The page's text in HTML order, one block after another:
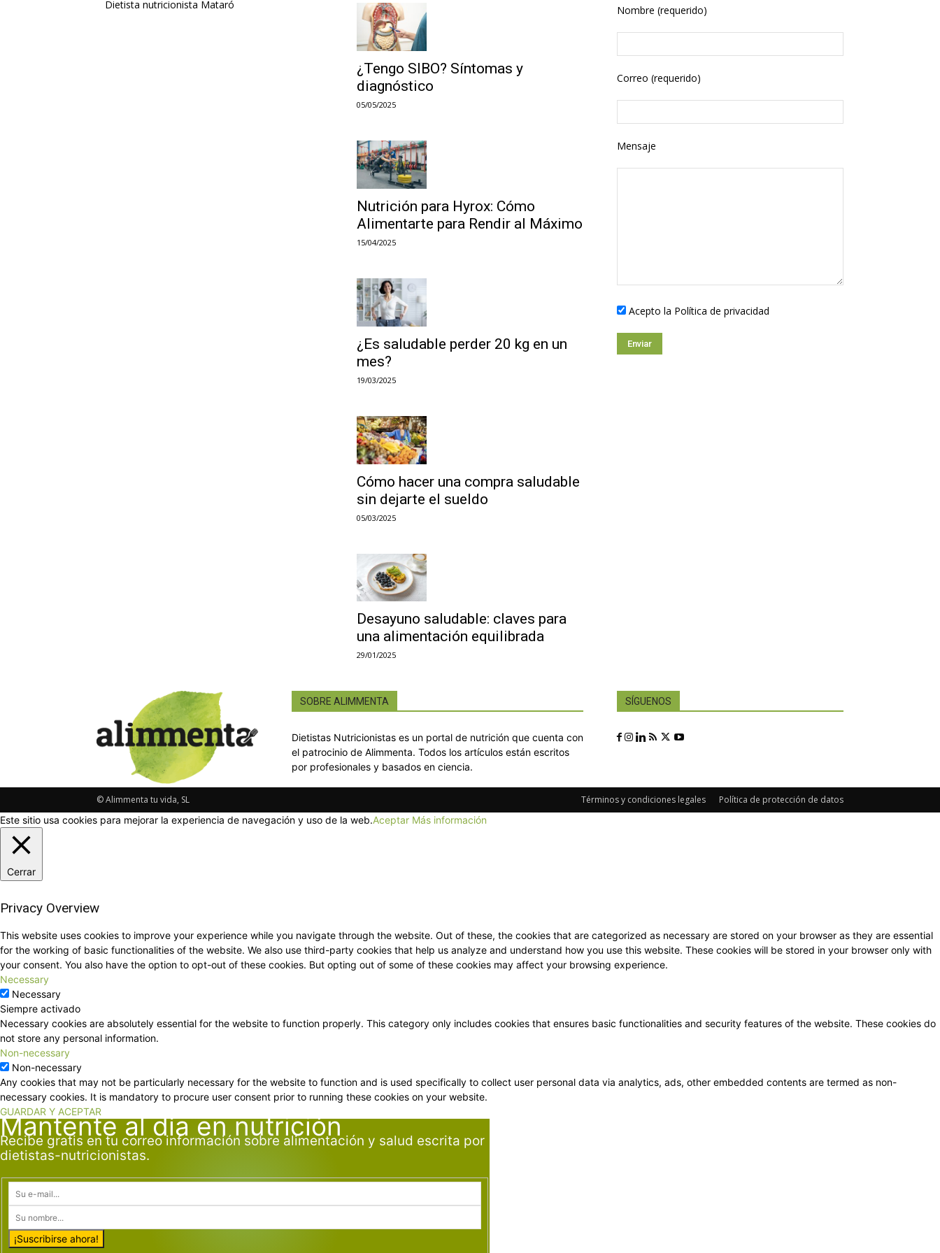
Dietista nutricionista Mataró
¿Tengo SIBO? Síntomas y
diagnóstico
05/05/2025
Nutrición para Hyrox: Cómo
Alimentarte para Rendir al Máximo
15/04/2025
¿Es saludable perder 20 kg en un
mes?
19/03/2025
Cómo hacer una compra saludable
sin dejarte el sueldo
05/03/2025
Desayuno saludable: claves para
una alimentación equilibrada
29/01/2025
Nombre (requerido)
Correo (requerido)
Mensaje
Acepto la Política de privacidad
SOBRE ALIMMENTA
Dietistas Nutricionistas es un portal de nutrición que cuenta con
el patrocinio de Alimmenta. Todos los artículos están escritos
por profesionales y basados en ciencia.
SÍGUENOS
Términos y condiciones legales Política de protección de datos
© Alimmenta tu vida, SL
Este sitio usa cookies para mejorar la experiencia de navegación y uso de la web.Aceptar Más información
Cerrar
Privacy Overview
This website uses cookies to improve your experience while you navigate through the website. Out of these, the cookies that are categorized as necessary are stored on your browser as they are essential
for the working of basic functionalities of the website. We also use third-party cookies that help us analyze and understand how you use this website. These cookies will be stored in your browser only with
your consent. You also have the option to opt-out of these cookies. But opting out of some of these cookies may affect your browsing experience.
Necessary
Necessary
Siempre activado
Necessary cookies are absolutely essential for the website to function properly. This category only includes cookies that ensures basic functionalities and security features of the website. These cookies do
not store any personal information.
Non-necessary
Non-necessary
Any cookies that may not be particularly necessary for the website to function and is used specifically to collect user personal data via analytics, ads, other embedded contents are termed as non-
necessary cookies. It is mandatory to procure user consent prior to running these cookies on your website.
GUARDAR Y ACEPTAR
Mantente al día en nutrición
Recibe gratis en tu correo información sobre alimentación y salud escrita por
dietistas-nutricionistas.
¡Suscribirse ahora!